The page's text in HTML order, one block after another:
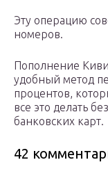
Эту операцию
номеров.
Пополнение
удобный метод
процентов,
все это делать
банковских карт.
42